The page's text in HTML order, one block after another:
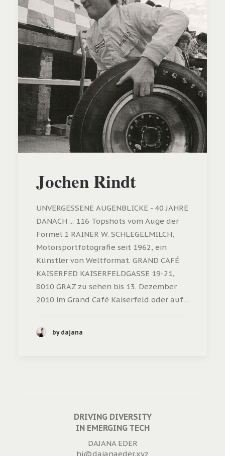
Jochen Rindt
UNVERGESSENE AUGENBLICKE - 40 JAHRE
DANACH ... 116 Topshots vom Auge der
Formel 1 RAINER W. SCHLEGELMILCH,
Motorsportfotografie seit 1962, ein
Künstler von Weltformat. GRAND CAFÉ
KAISERFED KAISERFELDGASSE 19-21,
8010 GRAZ zu sehen bis 13. Dezember
2010 im Grand Café Kaiserfeld oder auf…
by dajana
DRIVING DIVERSITY
IN EMERGING TECH
DAJANA EDER
hi@dajanaeder.xyz